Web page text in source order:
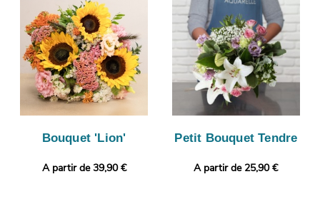
Bouquet 'Lion'
A partir de 39,90 €
Petit Bouquet Tendre
A partir de 25,90 €